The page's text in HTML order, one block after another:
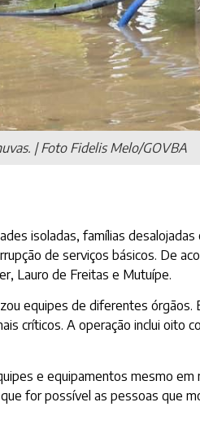
| Foto Fidelis Melo/GOVBA
isoladas, famílias
de serviços básicos. De
Lauro de Freitas e Mutuípe.
equipes de diferentes órgãos.
críticos. A operação inclui oito
e equipamentos mesmo
for possível as pessoas que